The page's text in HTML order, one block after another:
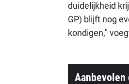
duidelijkheid
GP) blijft nog
kondigen,"
Aanbevolen